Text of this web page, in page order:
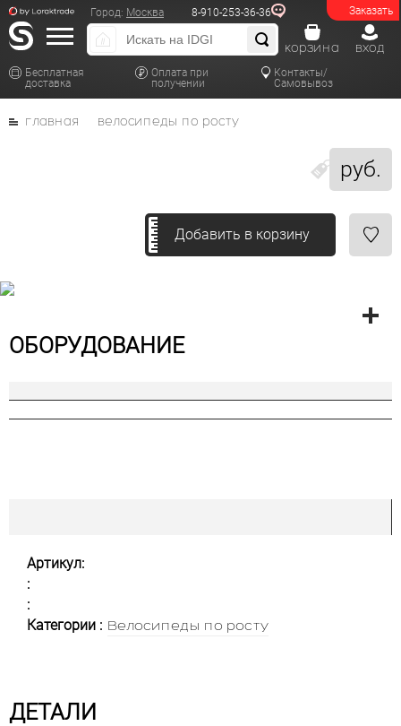
Заказать
Город: Москва 8-910-253-36-36
Бесплатная
доставка
Оплата при
получении
Контакты/
Самовывоз
вход
корзина
руб.
главная велосипеды по росту
Добавить в корзину
ОБОРУДОВАНИЕ
Артикул:
:
:
Категории : Велосипеды по росту
ДЕТАЛИ